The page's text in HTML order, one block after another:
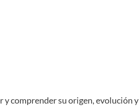
y comprender su origen, evolución y